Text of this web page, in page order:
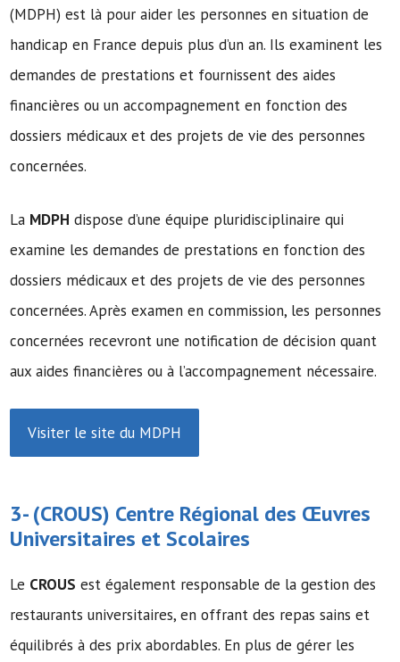
(MDPH) est là pour aider les personnes en situation de
handicap en France depuis plus d’un an. Ils examinent les
demandes de prestations et fournissent des aides
financières ou un accompagnement en fonction des
dossiers médicaux et des projets de vie des personnes
concernées.
La MDPH dispose d’une équipe pluridisciplinaire qui
examine les demandes de prestations en fonction des
dossiers médicaux et des projets de vie des personnes
concernées. Après examen en commission, les personnes
concernées recevront une notification de décision quant
aux aides financières ou à l’accompagnement nécessaire.
Visiter le site du MDPH
3- (CROUS) Centre Régional des Œuvres
Universitaires et Scolaires
Le CROUS est également responsable de la gestion des
restaurants universitaires, en offrant des repas sains et
équilibrés à des prix abordables. En plus de gérer les